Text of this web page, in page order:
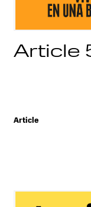
Article
Article